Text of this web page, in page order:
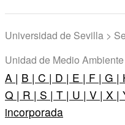
Universidad de Sevilla >
Unidad de Medio Ambiente
A | B | C | D | E | F | G |
Q | R | S | T | U | V | X |
incorporada